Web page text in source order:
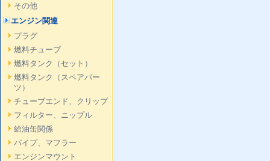
その他
エンジン関連
プラグ
燃料チューブ
燃料タンク（セット）
燃料タンク（スペアパー
ツ）
チューブエンド、クリップ
フィルター、ニップル
給油缶関係
パイプ、マフラー
エンジンマウント